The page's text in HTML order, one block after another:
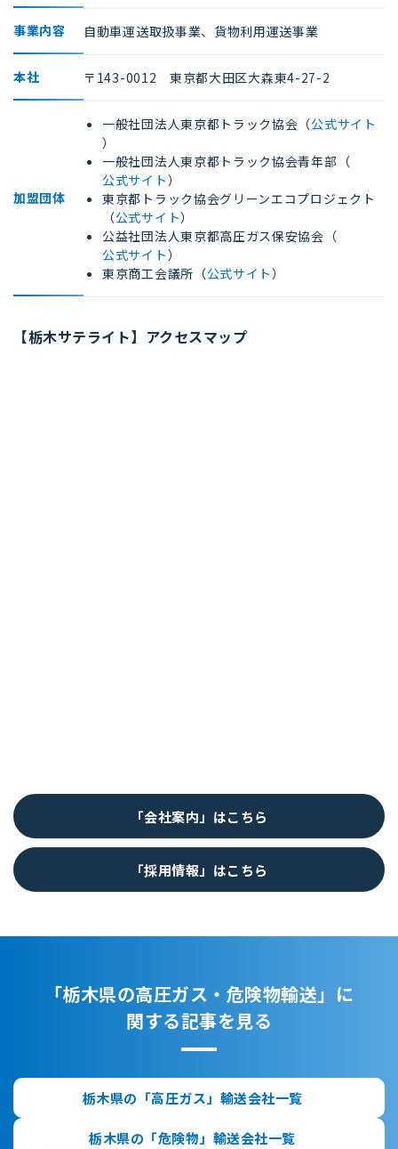
事業内容 自動車運送取扱事業、貨物利用運送事業
本社 〒143-0012 東京都大田区大森東4-27-2
加盟団体
一般社団法人東京都トラック協会（公式サイト
）
一般社団法人東京都トラック協会青年部（
公式サイト）
東京都トラック協会グリーンエコプロジェクト
（公式サイト）
公益社団法人東京都高圧ガス保安協会（
公式サイト）
東京商工会議所（公式サイト）
【栃木サテライト】アクセスマップ
「会社案内」はこちら
「採用情報」はこちら
「栃木県の高圧ガス・危険物輸送」に
関する記事を見る
栃木県の「高圧ガス」輸送会社一覧
栃木県の「危険物」輸送会社一覧